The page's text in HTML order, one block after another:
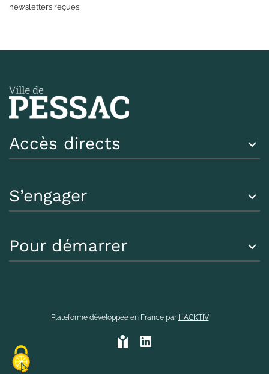
newsletters reçues.
Accès directs
S’engager
Pour démarrer
Plateforme développée en France par HACKTIV